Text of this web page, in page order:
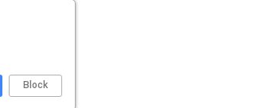
Block